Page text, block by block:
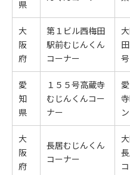
県
大
阪
府
第１ビル西梅田
駅前むじんくん
コーナー
号
愛
知
県
１５５号高蔵寺
むじんくんコー
ナー
大
阪
府
長居むじんくん
コーナー